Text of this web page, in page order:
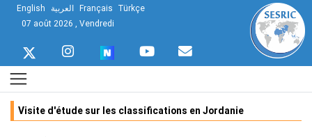
English العربية Français Türkçe
07 août 2026 , Vendredi
Visite d'étude sur les classifications en Jordanie